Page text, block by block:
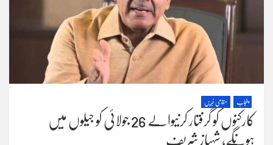
پنجاب مقامی خبریں
کارکنوں کو گرفتار کرنیوالے 26 جولائی کو جیلوں میں
ہونگے، شہباز شریف